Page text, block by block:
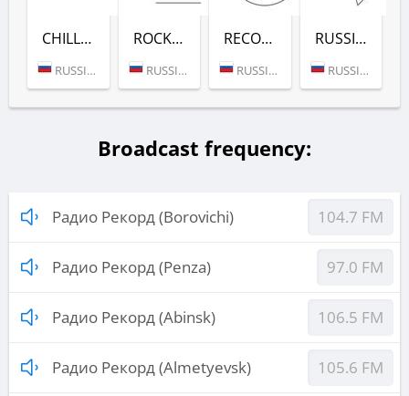
CHILL-OUT (РАДИО РЕКОРД)
RUSSIA (MOSCOW)
ROCK (РАДИО РЕКОРД)
RUSSIA (MOSCOW)
RECORD DEEP (РАДИО РЕКОРД)
RUSSIA (MOSCOW)
RUSSIAN MIX (РАДИО РЕКОРД)
RUSSIA (MOSCOW)
Broadcast frequency:
Радио Рекорд (Borovichi) 104.7 FM
Радио Рекорд (Penza) 97.0 FM
Радио Рекорд (Abinsk) 106.5 FM
Радио Рекорд (Almetyevsk) 105.6 FM